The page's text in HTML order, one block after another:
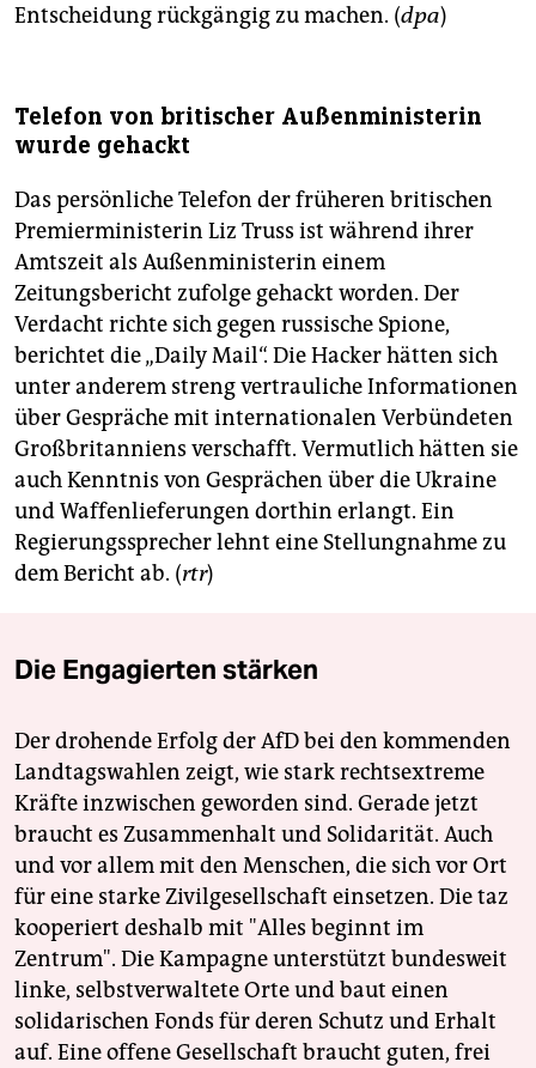
Entscheidung rückgängig zu machen. (dpa)
Telefon von britischer Außenministerin
wurde gehackt
Das persönliche Telefon der früheren britischen
Premierministerin Liz Truss ist während ihrer
Amtszeit als Außenministerin einem
Zeitungsbericht zufolge gehackt worden. Der
Verdacht richte sich gegen russische Spione,
berichtet die „Daily Mail“. Die Hacker hätten sich
unter anderem streng vertrauliche Informationen
über Gespräche mit internationalen Verbündeten
Großbritanniens verschafft. Vermutlich hätten sie
auch Kenntnis von Gesprächen über die Ukraine
und Waffenlieferungen dorthin erlangt. Ein
Regierungssprecher lehnt eine Stellungnahme zu
dem Bericht ab. (rtr)
Die Engagierten stärken
Der drohende Erfolg der AfD bei den kommenden
Landtagswahlen zeigt, wie stark rechtsextreme
Kräfte inzwischen geworden sind. Gerade jetzt
braucht es Zusammenhalt und Solidarität. Auch
und vor allem mit den Menschen, die sich vor Ort
für eine starke Zivilgesellschaft einsetzen. Die taz
kooperiert deshalb mit "Alles beginnt im
Zentrum". Die Kampagne unterstützt bundesweit
linke, selbstverwaltete Orte und baut einen
solidarischen Fonds für deren Schutz und Erhalt
auf. Eine offene Gesellschaft braucht guten, frei